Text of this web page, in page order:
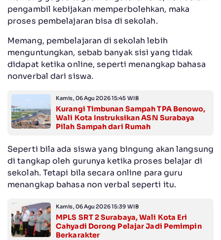
pengambil kebijakan memperbolehkan, maka
proses pembelajaran bisa di sekolah.
Memang, pembelajaran di sekolah lebih
menguntungkan, sebab banyak sisi yang tidak
didapat ketika online, seperti menangkap bahasa
nonverbal dari siswa.
Kamis, 06 Agu 2026 15:45 WIB
Kurangi Timbunan Sampah TPA Benowo,
Wali Kota Instruksikan ASN Surabaya
Pilah Sampah dari Rumah
Seperti bila ada siswa yang bingung akan langsung
di tangkap oleh gurunya ketika proses belajar di
sekolah. Tetapi bila secara online para guru
menangkap bahasa non verbal seperti itu.
Kamis, 06 Agu 2026 15:39 WIB
MPLS SRT 2 Surabaya, Wali Kota Eri
Cahyadi Dorong Pelajar Jadi Pemimpin
Berkarakter